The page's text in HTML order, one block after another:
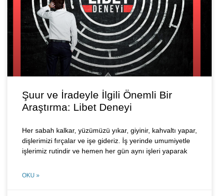
Şuur ve İradeyle İlgili Önemli Bir
Araştırma: Libet Deneyi
Her sabah kalkar, yüzümüzü yıkar, giyinir, kahvaltı yapar,
dişlerimizi fırçalar ve işe gideriz. İş yerinde umumiyetle
işlerimiz rutindir ve hemen her gün aynı işleri yaparak
OKU »